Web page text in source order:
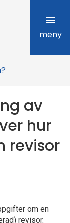
meny
av
hur
revisor
om en
revisor.